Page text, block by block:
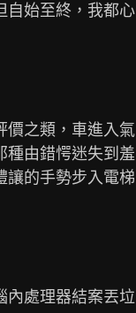
自始至終，我都心
價之類，車進入氣
種由錯愕迷失到羞
讓的手勢步入電梯
內處理器結案丟垃